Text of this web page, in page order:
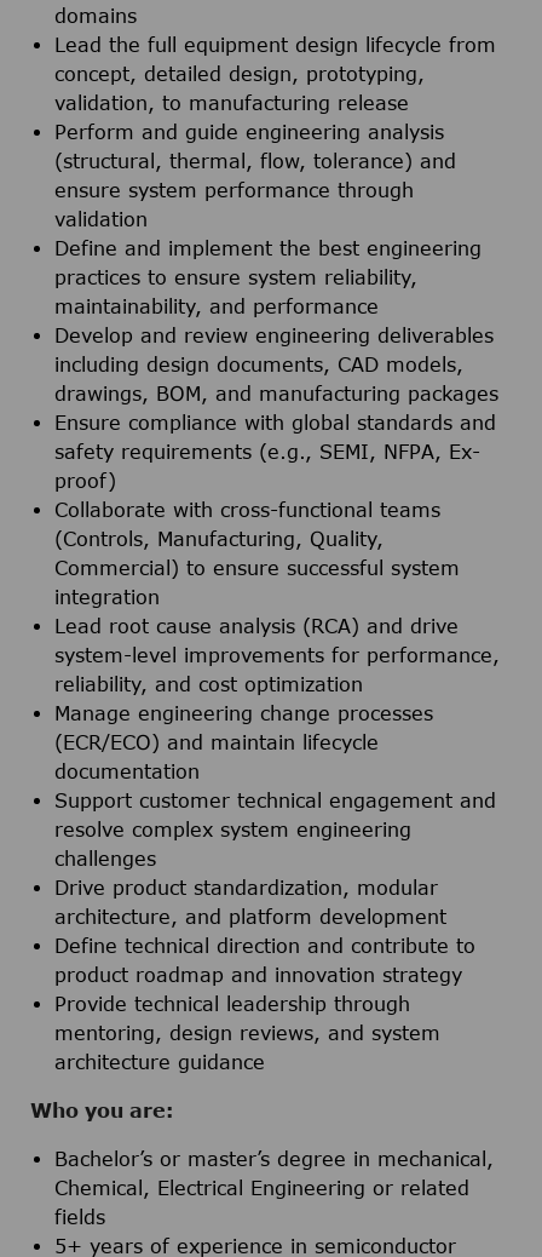
domains
Lead the full equipment design lifecycle from
concept, detailed design, prototyping,
validation, to manufacturing release
Perform and guide engineering analysis
(structural, thermal, flow, tolerance) and
ensure system performance through
validation
Define and implement the best engineering
practices to ensure system reliability,
maintainability, and performance
Develop and review engineering deliverables
including design documents, CAD models,
drawings, BOM, and manufacturing packages
Ensure compliance with global standards and
safety requirements (e.g., SEMI, NFPA, Ex-
proof)
Collaborate with cross-functional teams
(Controls, Manufacturing, Quality,
Commercial) to ensure successful system
integration
Lead root cause analysis (RCA) and drive
system-level improvements for performance,
reliability, and cost optimization
Manage engineering change processes
(ECR/ECO) and maintain lifecycle
documentation
Support customer technical engagement and
resolve complex system engineering
challenges
Drive product standardization, modular
architecture, and platform development
Define technical direction and contribute to
product roadmap and innovation strategy
Provide technical leadership through
mentoring, design reviews, and system
architecture guidance
Who you are:
Bachelor’s or master’s degree in mechanical,
Chemical, Electrical Engineering or related
fields
5+ years of experience in semiconductor